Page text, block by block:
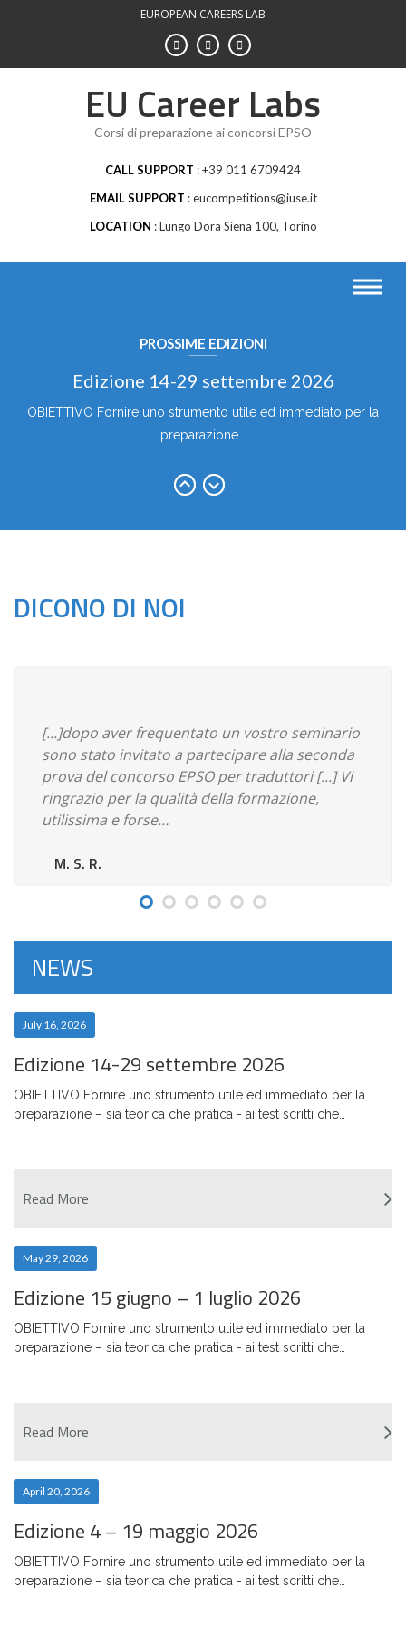
EUROPEAN CAREERS LAB
EU Career Labs
Corsi di preparazione ai concorsi EPSO
CALL SUPPORT
+39 011 6709424
EMAIL SUPPORT
eucompetitions@iuse.it
LOCATION
Lungo Dora Siena 100, Torino
PROSSIME EDIZIONI
preparazione...
Edizione 14-29 settembre 2026
OBIETTIVO Fornire uno strumento utile ed immediato per la
preparazione...
Edizione 14-29 settembre 2026
preparazione...
DICONO DI NOI
[...]dopo aver frequentato un vostro seminario
sono stato invitato a partecipare alla seconda
prova del concorso EPSO per traduttori [...] Vi
ringrazio per la qualità della formazione,
utilissima e forse…
M. S. R.
NEWS
July 16, 2026
Edizione 14-29 settembre 2026
OBIETTIVO Fornire uno strumento utile ed immediato per la
preparazione – sia teorica che pratica - ai test scritti che…
Read More
May 29, 2026
Edizione 15 giugno – 1 luglio 2026
OBIETTIVO Fornire uno strumento utile ed immediato per la
preparazione – sia teorica che pratica - ai test scritti che…
Read More
April 20, 2026
Edizione 4 – 19 maggio 2026
OBIETTIVO Fornire uno strumento utile ed immediato per la
preparazione – sia teorica che pratica - ai test scritti che…